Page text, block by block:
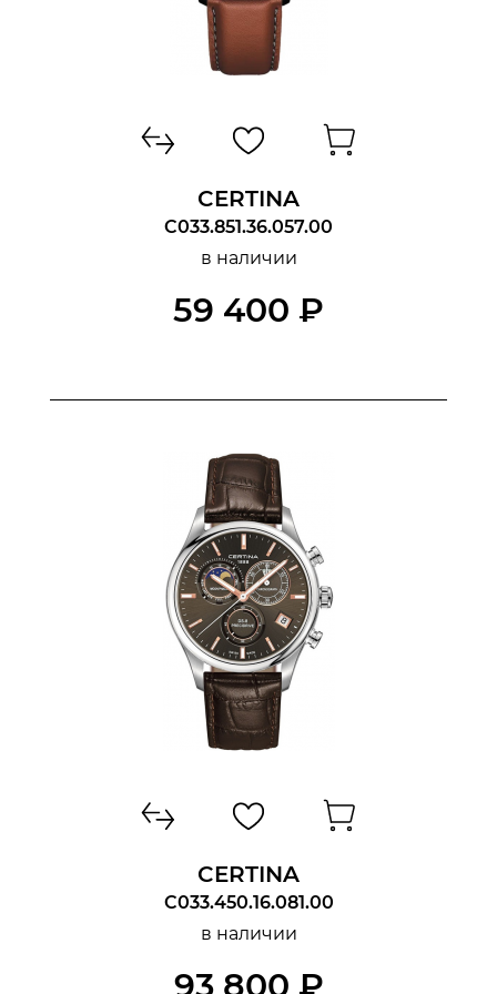
CERTINA
C033.851.36.057.00
в наличии
59 400 ₽
CERTINA
C033.450.16.081.00
в наличии
93 800 ₽